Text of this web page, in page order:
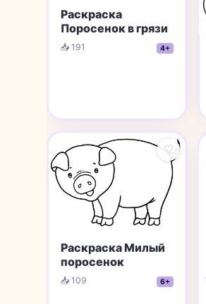
Раскраска
Поросенок в грязи
📥 191 4+
♡
Раскраска Милый
поросенок
📥 109 6+